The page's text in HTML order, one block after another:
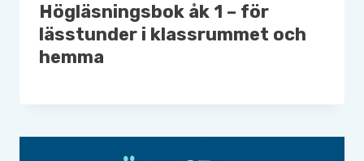
Högläsningsbok åk 1 – för
lässtunder i klassrummet och
hemma